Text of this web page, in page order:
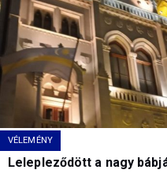
VÉLEMÉNY
Lelepleződött a nagy